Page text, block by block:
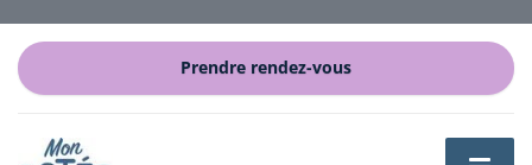
Prendre rendez-vous